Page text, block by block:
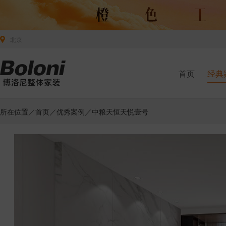
首页 经典
所在位置／首页 ／优秀案例 ／中粮天恒天悦壹号